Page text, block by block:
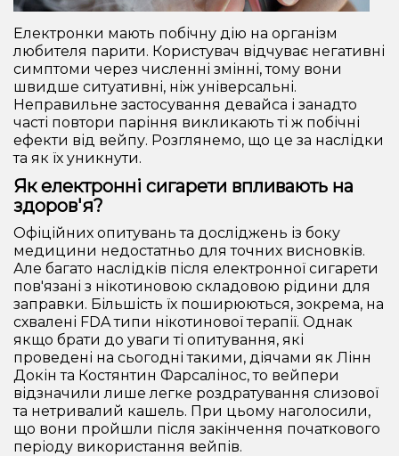
Електронки мають побічну дію на організм
любителя парити. Користувач відчуває негативні
симптоми через численні змінні, тому вони
швидше ситуативні, ніж універсальні.
Неправильне застосування девайса і занадто
часті повтори паріння викликають ті ж побічні
ефекти від вейпу. Розглянемо, що це за наслідки
та як їх уникнути.
Як електронні сигарети впливають на
здоров'я?
Офіційних опитувань та досліджень із боку
медицини недостатньо для точних висновків.
Але багато наслідків після електронної сигарети
пов'язані з нікотиновою складовою рідини для
заправки. Більшість їх поширюються, зокрема, на
схвалені FDA типи нікотинової терапії. Однак
якщо брати до уваги ті опитування, які
проведені на сьогодні такими, діячами як Лінн
Докін та Костянтин Фарсалінос, то вейпери
відзначили лише легке роздратування слизової
та нетривалий кашель. При цьому наголосили,
що вони пройшли після закінчення початкового
періоду використання вейпів.